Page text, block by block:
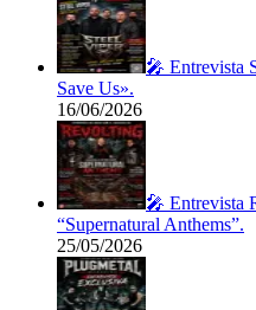
🎤 Entrevista
Save Us».
16/06/2026
🎤 Entrevista
“Supernatural Anthems”.
25/05/2026